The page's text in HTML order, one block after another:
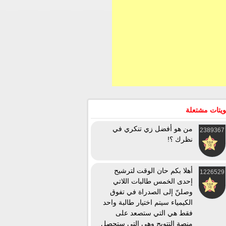
مشتعلة
2389367
من هو أفضل زي تنكري في
نظرك ؟!
1226529
أهلا بكم حان الوقت لترشيح
إحدى الخمس طالبات اللاتي
وصلنّ إلى الصدراة في تفوق
الكيمياء سيتم اختيار طالبة واحد
فقط هي التي ستصعد على
منصة التتويج وهي التي ستحصل